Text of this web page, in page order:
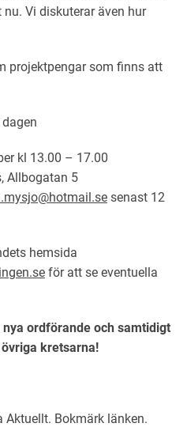
Vi diskuterar även hur
projektpengar som finns att
kl 13.00 – 17.00
Allbogatan 5
senast 12
hemsida
för att se eventuella
ordförande och samtidigt
kretsarna!
Aktuellt. Bokmärk länken.